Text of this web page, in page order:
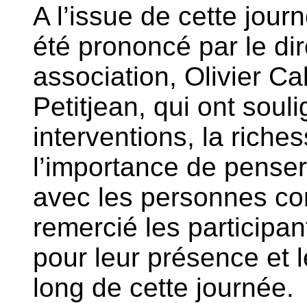
A l’issue de cette
été prononcé par le
association, Olivier
Petitjean, qui ont
interventions, la
l’importance de
avec les personnes
remercié les
pour leur présence et
long de cette journée.